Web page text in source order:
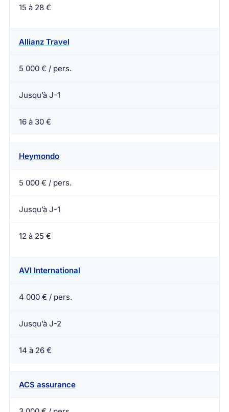
15 à 28 €
Allianz Travel
5 000 € / pers.
Jusqu’à J-1
16 à 30 €
Heymondo
5 000 € / pers.
Jusqu’à J-1
12 à 25 €
AVI International
4 000 € / pers.
Jusqu’à J-2
14 à 26 €
ACS assurance